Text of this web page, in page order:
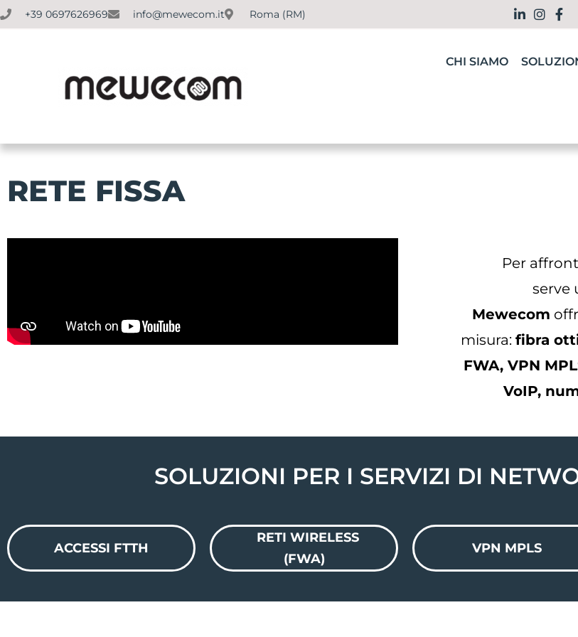
+39 0697626969 info@mewecom.it Roma (RM)
CHI SIAMO
RETE FISSA
Per
serve
Mewecom
misura: fibra
FWA, VPN
VoIP,
SOLUZIONI PER I SERVIZI DI
ACCESSI FTTH
RETI WIRELESS
(FWA)
VPN MPLS